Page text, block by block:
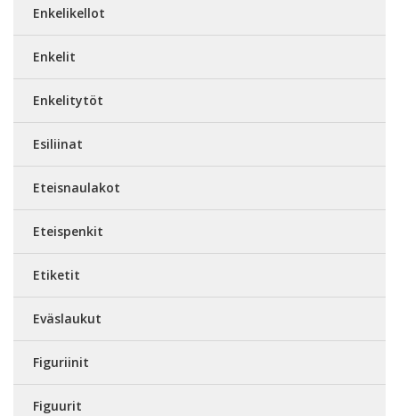
Enkelikellot
Enkelit
Enkelitytöt
Esiliinat
Eteisnaulakot
Eteispenkit
Etiketit
Eväslaukut
Figuriinit
Figuurit